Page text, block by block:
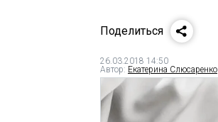
Поделиться
26.03.2018 14:50
Автор: Екатерина Слюсаренко